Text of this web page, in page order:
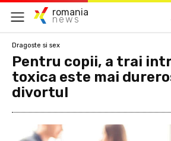
romania
news
Dragoste si sex
Pentru copii, a trai
toxica este mai
divortul